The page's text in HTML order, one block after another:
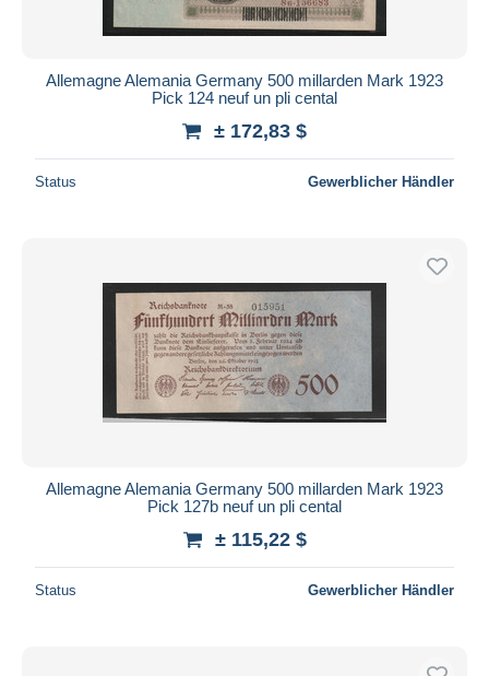
Allemagne Alemania Germany 500 millarden Mark 1923
Pick 124 neuf un pli cental
± 172,83 $
Status Gewerblicher Händler
Allemagne Alemania Germany 500 millarden Mark 1923
Pick 127b neuf un pli cental
± 115,22 $
Status Gewerblicher Händler